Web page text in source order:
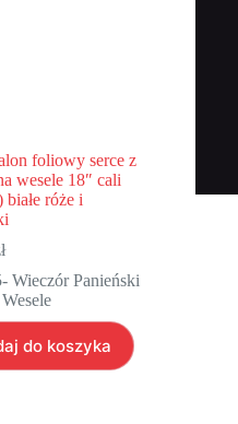
foliowy serce z
wesele 18″ cali
białe róże i
Wieczór Panieński
do koszyka